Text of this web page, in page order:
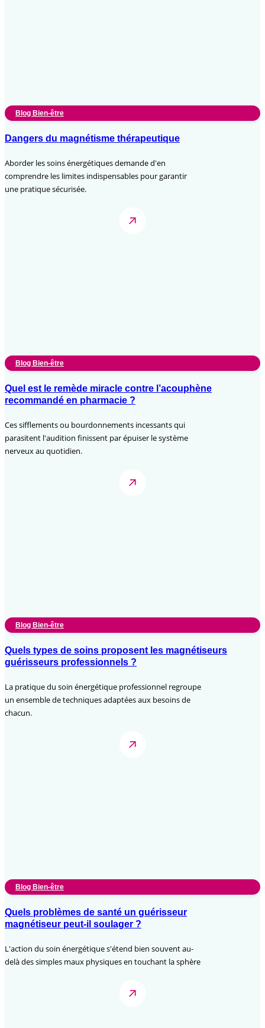
Blog Bien-être
Dangers du magnétisme thérapeutique
Aborder les soins énergétiques demande d'en
comprendre les limites indispensables pour garantir
une pratique sécurisée.
Blog Bien-être
Quel est le remède miracle contre l’acouphène
recommandé en pharmacie ?
Ces sifflements ou bourdonnements incessants qui
parasitent l'audition finissent par épuiser le système
nerveux au quotidien.
Blog Bien-être
Quels types de soins proposent les magnétiseurs
guérisseurs professionnels ?
La pratique du soin énergétique professionnel regroupe
un ensemble de techniques adaptées aux besoins de
chacun.
Blog Bien-être
Quels problèmes de santé un guérisseur
magnétiseur peut-il soulager ?
L'action du soin énergétique s'étend bien souvent au-
delà des simples maux physiques en touchant la sphère